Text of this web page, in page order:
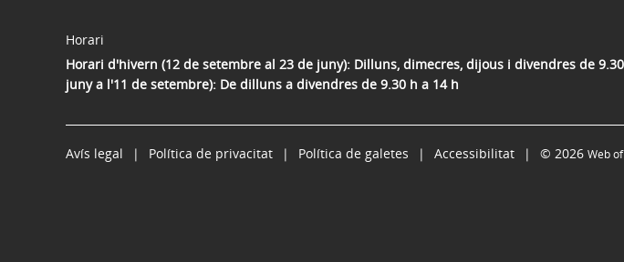
Horari
Horari d'hivern (12 de setembre al 23 de juny): Dilluns, dimecres, dijous i divendres de
juny a l'11 de setembre): De dilluns a divendres de 9.30 h a 14 h
Avís legal Política de privacitat Política de galetes Accessibilitat © 2026 Web